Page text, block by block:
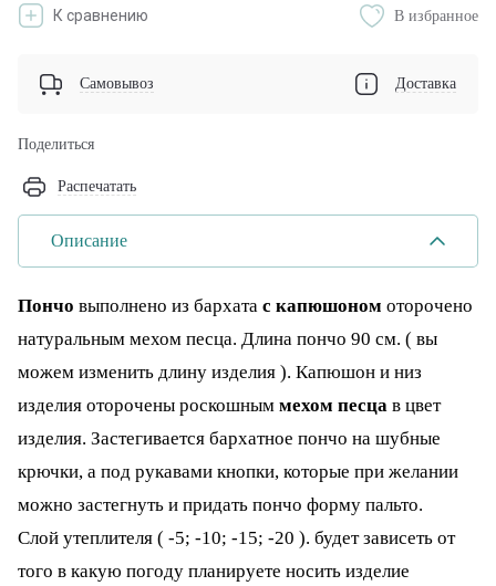
К сравнению В избранное
Самовывоз Доставка
Поделиться
Распечатать
Описание
Пончо выполнено из бархата с капюшоном оторочено
натуральным мехом песца. Длина пончо 90 см. ( вы
можем изменить длину изделия ). Капюшон и низ
изделия оторочены роскошным мехом песца в цвет
изделия. Застегивается бархатное пончо на шубные
крючки, а под рукавами кнопки, которые при желании
можно застегнуть и придать пончо форму пальто.
Слой утеплителя ( -5; -10; -15; -20 ). будет зависеть от
того в какую погоду планируете носить изделие